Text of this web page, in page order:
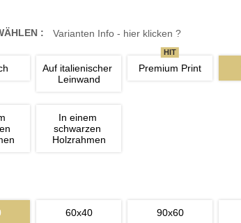
: Varianten Info - hier klicken ?
Auf italienischer
Leinwand
Premium Print
HIT
In einem
schwarzen
Holzrahmen
60x40 90x60